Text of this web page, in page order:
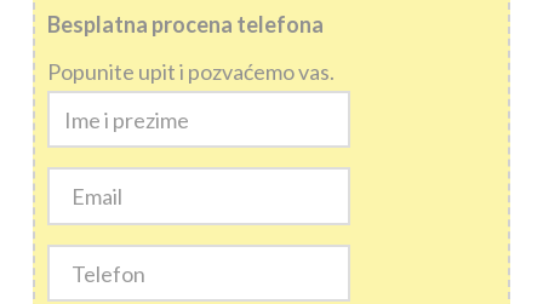
Besplatna procena telefona
Popunite upit i pozvaćemo vas.